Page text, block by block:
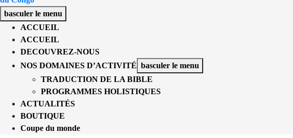
basculer le menu
ACCUEIL
ACCUEIL
DECOUVREZ-NOUS
NOS DOMAINES D’ACTIVITÉ basculer le menu
TRADUCTION DE LA BIBLE
PROGRAMMES HOLISTIQUES
ACTUALITÉS
BOUTIQUE
Coupe du monde